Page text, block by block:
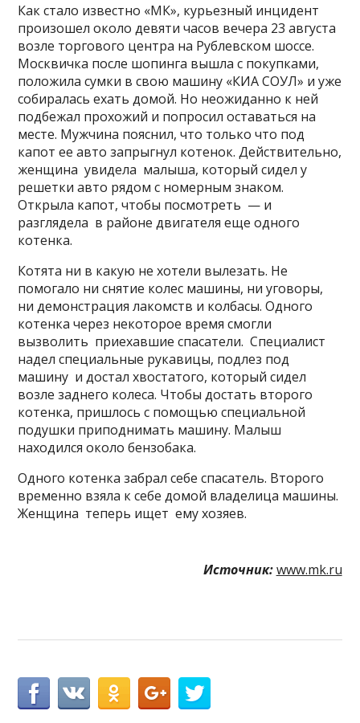
Как стало известно «МК», курьезный инцидент
произошел около девяти часов вечера 23 августа
возле торгового центра на Рублевском шоссе.
Москвичка после шопинга вышла с покупками,
положила сумки в свою машину «КИА СОУЛ» и уже
собиралась ехать домой. Но неожиданно к ней
подбежал прохожий и попросил оставаться на
месте. Мужчина пояснил, что только что под
капот ее авто запрыгнул котенок. Действительно,
женщина увидела малыша, который сидел у
решетки авто рядом с номерным знаком.
Открыла капот, чтобы посмотреть — и
разглядела в районе двигателя еще одного
котенка.
Котята ни в какую не хотели вылезать. Не
помогало ни снятие колес машины, ни уговоры,
ни демонстрация лакомств и колбасы. Одного
котенка через некоторое время смогли
вызволить приехавшие спасатели. Специалист
надел специальные рукавицы, подлез под
машину и достал хвостатого, который сидел
возле заднего колеса. Чтобы достать второго
котенка, пришлось с помощью специальной
подушки приподнимать машину. Малыш
находился около бензобака.
Одного котенка забрал себе спасатель. Второго
временно взяла к себе домой владелица машины.
Женщина теперь ищет ему хозяев.
Источник: www.mk.ru